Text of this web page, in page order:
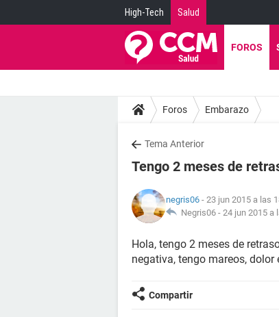
High-Tech Salud
FOROS
Foros Embarazo
Tema Anterior
Tengo 2 meses de
negris06 - 23 jun 2015 a las
Negris06 - 24 jun 2015 a
Hola, tengo 2 meses de
negativa, tengo mareos,
Compartir